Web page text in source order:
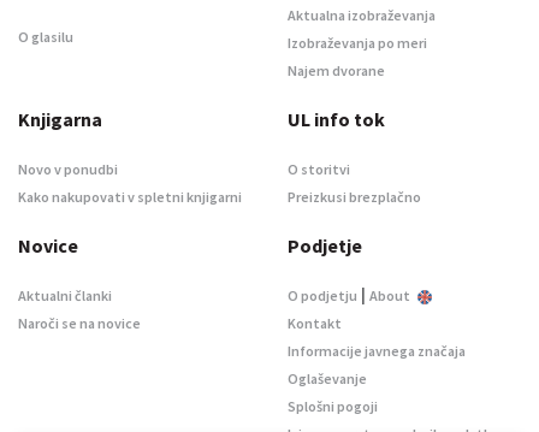
O glasilu
Aktualna izobraževanja
Izobraževanja po meri
Najem dvorane
Knjigarna
Novo v ponudbi
Kako nakupovati v spletni knjigarni
UL info tok
O storitvi
Preizkusi brezplačno
Novice
Aktualni članki
Naroči se na novice
Podjetje
O podjetju | About
Kontakt
Informacije javnega značaja
Oglaševanje
Splošni pogoji